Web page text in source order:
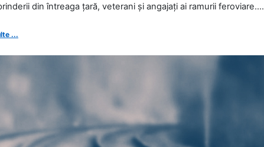
din întreaga țară, veterani și angajați ai ramurii feroviare....
...